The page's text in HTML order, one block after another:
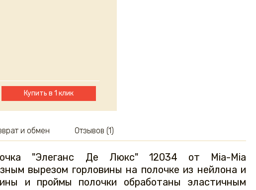
Купить в 1 клик
"Элеганс Де Люкс" 12034 от Mia-Mia
вырезом горловины на полочке из нейлона и
и проймы полочки обработаны эластичным
и обмен Отзывов (1)